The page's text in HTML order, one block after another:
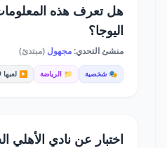
هل تعرف هذه
اليوجا؟
منشئ التحدي:مجهول (مبتدئ)
🎭 شخصية 📁 الرياضة ▶️ لعبها 199
اختبار عن نادي الأهلي